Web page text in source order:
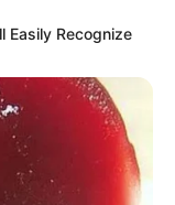
alapján,
Easily Recognize